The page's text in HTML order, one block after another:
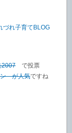
づれ子育てBLOG
2007 で投票
ン が人気ですね